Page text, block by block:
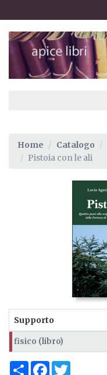
Home Catalogo
Pistoia con le ali
Supporto
fisico (libro)
ShareFacebook